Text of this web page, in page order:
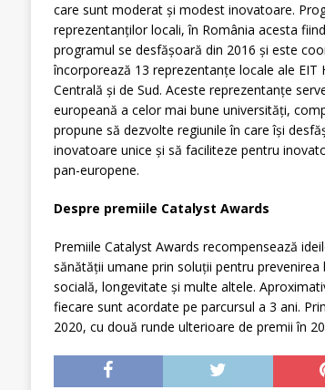
care sunt moderat și modest inovatoare.
reprezentanților locali, în România acesta
programul se desfășoară din 2016 și este
încorporează 13 reprezentanțe locale ale
Centrală și de Sud. Aceste reprezentanțe
europeană a celor mai bune universități,
propune să dezvolte regiunile în care își
inovatoare unice și să faciliteze pentru
pan-europene.
Despre premiile Catalyst Awards
Premiile Catalyst Awards recompensează
sănătății umane prin soluții pentru
socială, longevitate și multe altele.
fiecare sunt acordate pe parcursul a 3 ani.
2020, cu două runde ulterioare de premii în